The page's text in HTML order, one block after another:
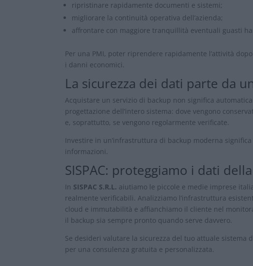
ripristinare rapidamente documenti e sistemi;
migliorare la continuità operativa dell’azienda;
affrontare con maggiore tranquillità eventuali guasti
Per una PMI, poter riprendere rapidamente l’attività
i danni economici.
La sicurezza dei dati parte da
Acquistare un servizio di backup non significa
progettazione dell’intero sistema: dove vengono
e, soprattutto, se vengono regolarmente verificate.
Investire in un’infrastruttura di backup moderna
informazioni.
SISPAC: proteggiamo i dati
In SISPAC S.R.L. aiutiamo le piccole e medie imprese
realmente verificabili. Analizziamo l’infrastruttura
cloud e immutabilità e affianchiamo il cliente nel
il backup sia sempre pronto quando serve davvero.
Se desideri valutare la sicurezza del tuo attuale sistema
per una consulenza gratuita e personalizzata.